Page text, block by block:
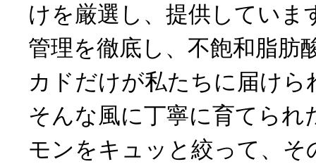
けを厳選し、提供していま
管理を徹底し、不飽和脂肪
カドだけが私たちに届け
そんな風に丁寧に育てられ
モンをキュッと絞って、